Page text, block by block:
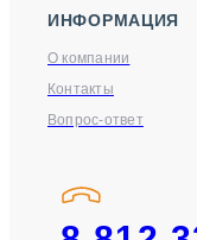
ИНФОРМАЦИЯ
О компании
Контакты
Вопрос-ответ